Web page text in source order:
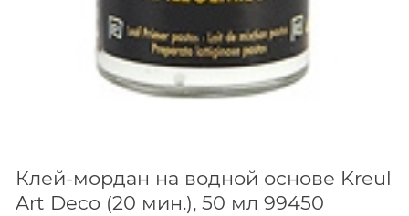
Клей-мордан на водной основе Kreul
Art Deco (20 мин.), 50 мл 99450